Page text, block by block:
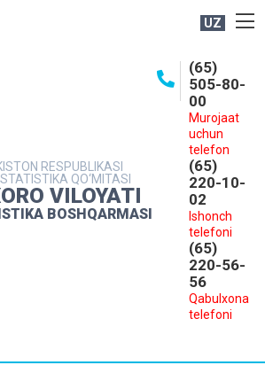
UZ
RESPUBLIKASI
QO‘MITASI
VILOYATI
BOSHQARMASI
(65)
505-80-
00
Murojaat
uchun
telefon
(65)
220-10-
02
Ishonch
telefoni
(65)
220-56-
56
Qabulxona
telefoni
MATBUOT XIZMATI
MUROJAATLAR